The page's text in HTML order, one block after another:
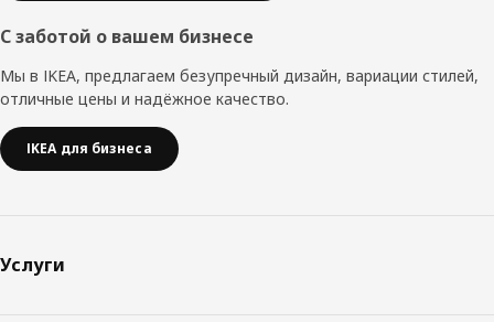
С заботой о вашем бизнесе
Мы в IKEA, предлагаем безупречный дизайн, вариации стилей,
отличные цены и надёжное качество.
IKEA для бизнеса
Услуги